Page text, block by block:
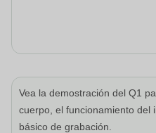
Vea la demostración del Q1
cuerpo, el funcionamiento del
básico de grabación.